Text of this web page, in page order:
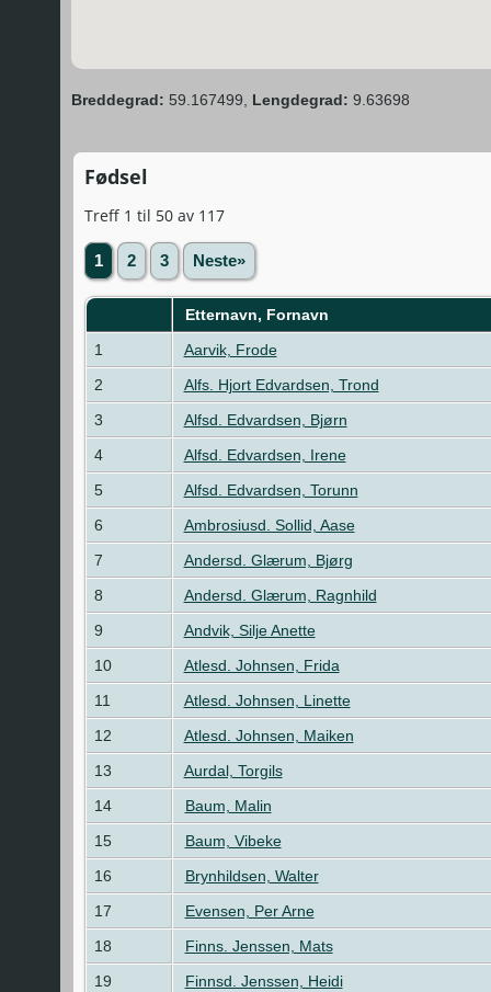
Breddegrad: 59.167499, Lengdegrad: 9.63698
Fødsel
Treff 1 til 50 av 117
1 2 3 Neste»
Etternavn, Fornavn
1
Aarvik, Frode
2
Alfs. Hjort Edvardsen, Trond
3
Alfsd. Edvardsen, Bjørn
4
Alfsd. Edvardsen, Irene
5
Alfsd. Edvardsen, Torunn
6
Ambrosiusd. Sollid, Aase
7
Andersd. Glærum, Bjørg
8
Andersd. Glærum, Ragnhild
9
Andvik, Silje Anette
10
Atlesd. Johnsen, Frida
11
Atlesd. Johnsen, Linette
12
Atlesd. Johnsen, Maiken
13
Aurdal, Torgils
14
Baum, Malin
15
Baum, Vibeke
16
Brynhildsen, Walter
17
Evensen, Per Arne
18
Finns. Jenssen, Mats
19
Finnsd. Jenssen, Heidi